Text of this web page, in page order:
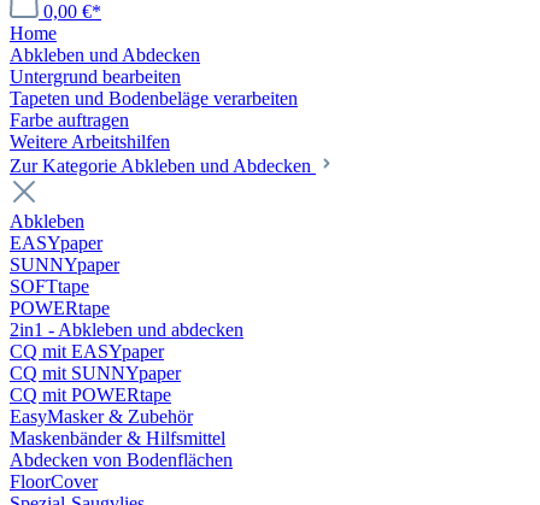
0,00 €*
Home
Abkleben und Abdecken
Untergrund bearbeiten
Tapeten und Bodenbeläge verarbeiten
Farbe auftragen
Weitere Arbeitshilfen
Zur Kategorie Abkleben und Abdecken
Abkleben
EASYpaper
SUNNYpaper
SOFTtape
POWERtape
2in1 - Abkleben und abdecken
CQ mit EASYpaper
CQ mit SUNNYpaper
CQ mit POWERtape
EasyMasker & Zubehör
Maskenbänder & Hilfsmittel
Abdecken von Bodenflächen
FloorCover